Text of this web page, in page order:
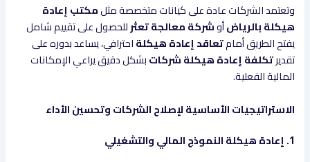
وتعتمد الشركات عادة على كيانات متخصصة مثلمكتب إعادة
هيكلة بالرياضأوشركة معالجة تعثرللحصول على تقييم شامل
يفتح الطريق أمامتعاقد إعادة هيكلةاحترافي، يساعد بدوره على
تقديرتكلفة إعادة هيكلة شركاتبشكل دقيق يراعي الإمكانات
المالية الفعلية.
الاستراتيجيات الأساسية لإصلاح الشركات وتحسين الأداء
1. إعادة هيكلة النموذج المالي والتشغيلي